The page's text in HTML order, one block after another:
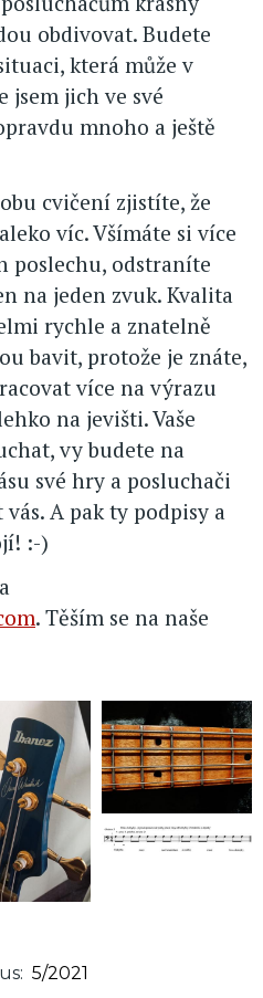
obdivovat. Budete
která může v
jsem jich ve své
mnoho a ještě
cvičení zjistíte, že
víc. Všímáte si více
poslechu, odstraníte
na jeden zvuk. Kvalita
rychle a znatelně
bavit, protože je znáte,
více na výrazu
na jevišti. Vaše
vy budete na
své hry a posluchači
A pak ty podpisy a
:-)
. Těším se na naše
5/2021